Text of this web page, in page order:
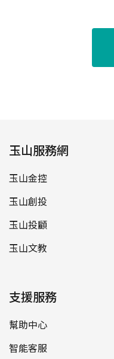
玉山服務網
玉山金控
玉山創投
玉山投顧
玉山文教
支援服務
幫助中心
智能客服